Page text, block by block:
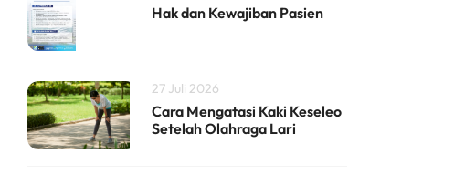
Hak dan Kewajiban Pasien
27 Juli 2026
Cara Mengatasi Kaki Keseleo
Setelah Olahraga Lari